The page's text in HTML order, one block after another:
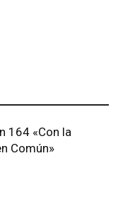
164 «Con la
Común»